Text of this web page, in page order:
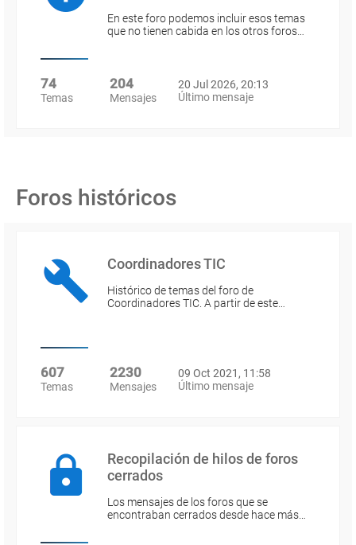
En este foro podemos incluir esos temas
que no tienen cabida en los otros foros…
74
Temas
204
Mensajes
20 Jul 2026, 20:13
Último mensaje
Foros históricos
Coordinadores TIC
Histórico de temas del foro de
Coordinadores TIC. A partir de este…
607
Temas
2230
Mensajes
09 Oct 2021, 11:58
Último mensaje
Recopilación de hilos de foros
cerrados
Los mensajes de los foros que se
encontraban cerrados desde hace más…